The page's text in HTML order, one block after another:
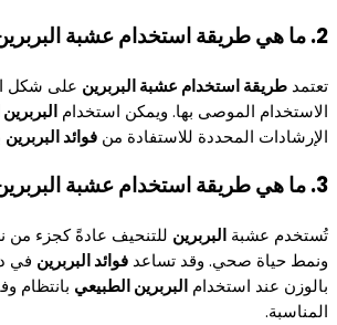
2. ما هي طريقة استخدام عشبة البربرين؟
تعتمد طريقة استخدام عشبة البربرين على شكل
الاستخدام الموصى بها. ويمكن استخدام
الإرشادات المحددة للاستفادة من فوائد البربرين
3. ما هي طريقة استخدام عشبة البربرين للتنحيف؟
تُستخدم عشبة البربرين للتنحيف عادةً كجزء من
ونمط حياة صحي. وقد تساعد فوائد البربرين في
بالوزن عند استخدام البربرين الطبيعي بانتظام
المناسبة.